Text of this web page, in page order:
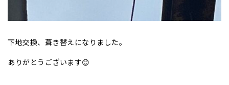
下地交換、葺き替えになりました。
ありがとうございます😊